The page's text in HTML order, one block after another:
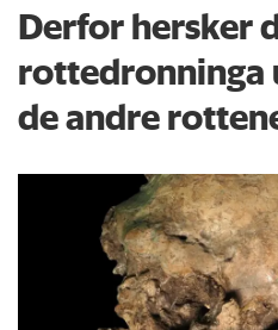
Derfor hersker
rottedronninga
de andre